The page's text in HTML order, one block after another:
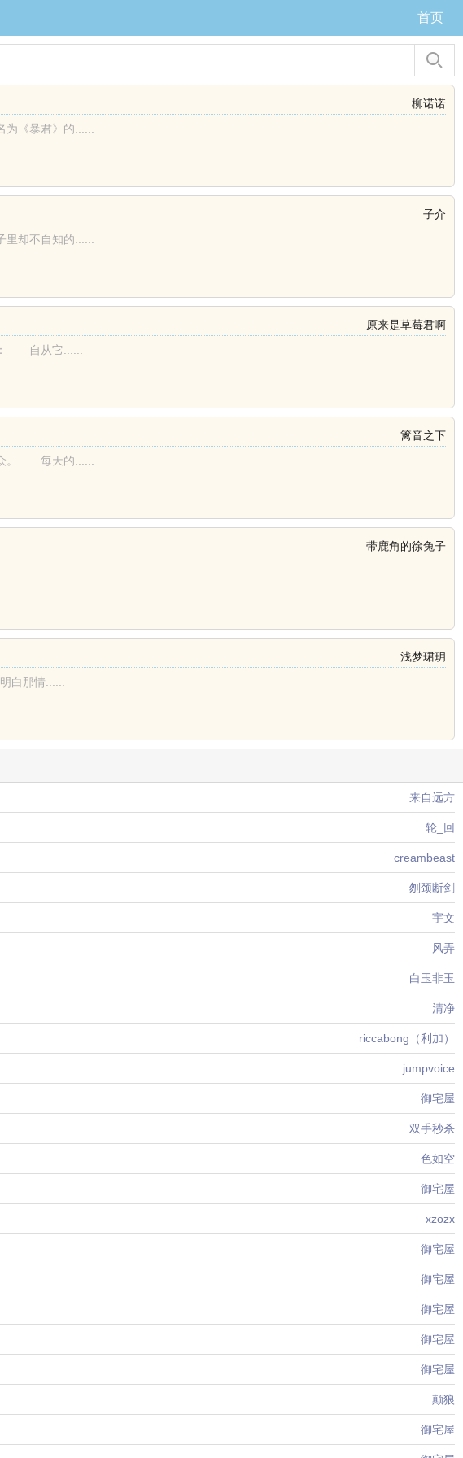
首页
柳诺诺
《暴君》的......
子介
却不自知的......
原来是草莓君啊
自从它......
篱音之下
众。 每天的......
带鹿角的徐兔子
浅梦珺玥
白那情......
来自远方
轮_回
creambeast
刎颈断剑
宇文
风弄
白玉非玉
清净
riccabong（利加）
jumpvoice
御宅屋
双手秒杀
色如空
御宅屋
xzozx
御宅屋
御宅屋
御宅屋
御宅屋
御宅屋
颠狼
御宅屋